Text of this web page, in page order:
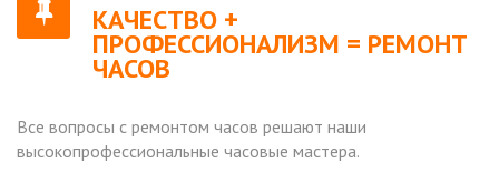
КАЧЕСТВО +
ПРОФЕССИОНАЛИЗМ = РЕМОНТ
ЧАСОВ
Все вопросы с ремонтом часов решают наши
высокопрофессиональные часовые мастера.